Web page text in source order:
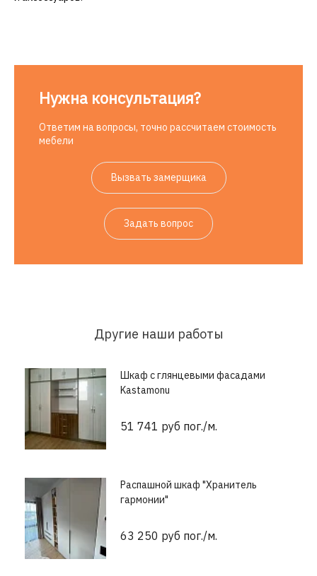
Нужна консультация?
Ответим на вопросы, точно рассчитаем стоимость
мебели
Вызвать замерщика
Задать вопрос
Другие наши работы
Шкаф с глянцевыми фасадами
Kastamonu
51 741 руб пог./м.
Распашной шкаф "Хранитель
гармонии"
63 250 руб пог./м.